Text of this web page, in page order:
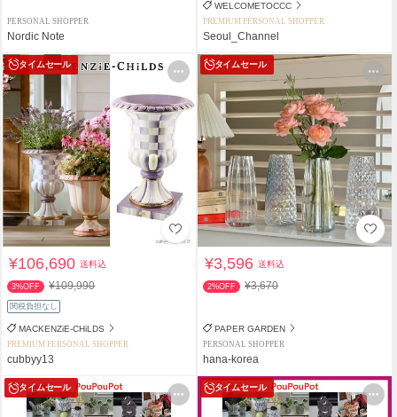
PERSONAL SHOPPER
Nordic Note
WELCOMETOCCC
PREMIUM PERSONAL SHOPPER
Seoul_Channel
タイムセール
¥106,690送料込
3%OFF ¥109,990
関税負担なし
MACKENZiE-CHiLDS
PREMIUM PERSONAL SHOPPER
cubbyy13
タイムセール
¥3,596送料込
2%OFF ¥3,670
PAPER GARDEN
PERSONAL SHOPPER
hana-korea
タイムセール タイムセール